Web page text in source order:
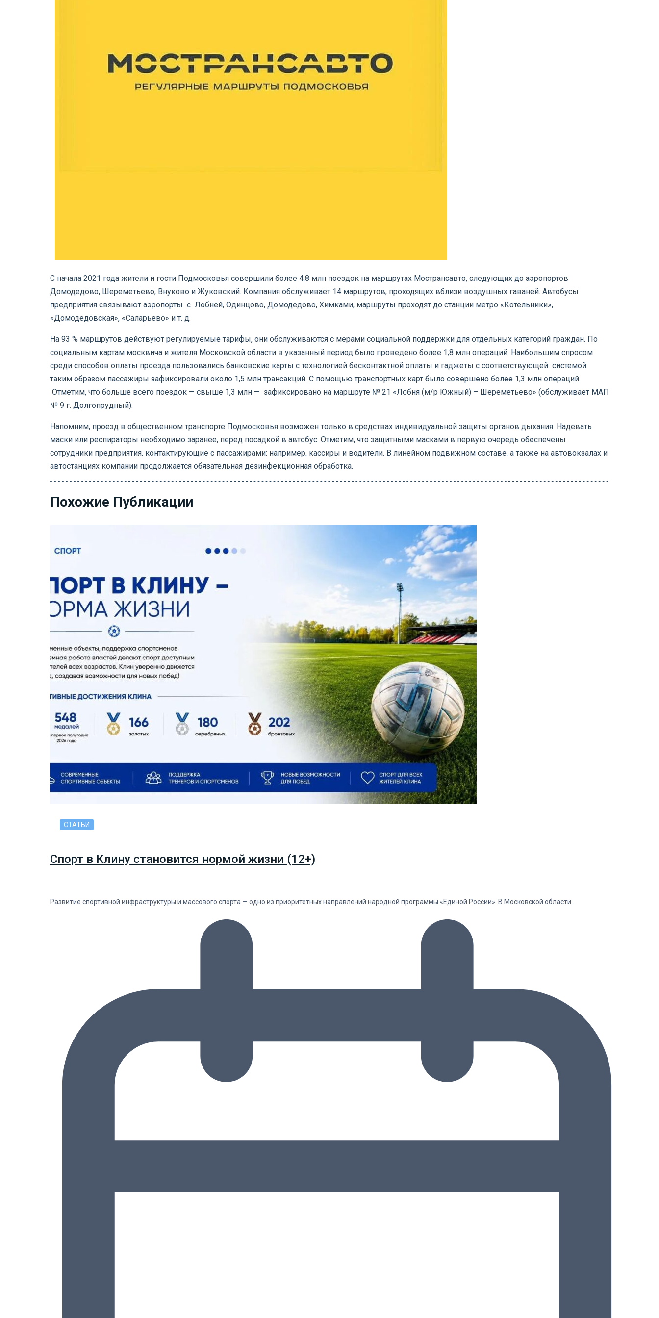
С начала 2021 года жители и гости Подмосковья совершили более 4,8 млн поездок на маршрутах Мострансавто, следующих до аэропортов
Домодедово, Шереметьево, Внуково и Жуковский. Компания обслуживает 14 маршрутов, проходящих вблизи воздушных гаваней. Автобусы
предприятия связывают аэропорты с Лобней, Одинцово, Домодедово, Химками, маршруты проходят до станции метро «Котельники»,
«Домодедовская», «Саларьево» и т. д.
На 93 % маршрутов действуют регулируемые тарифы, они обслуживаются с мерами социальной поддержки для отдельных категорий граждан. По
социальным картам москвича и жителя Московской области в указанный период было проведено более 1,8 млн операций. Наибольшим спросом
среди способов оплаты проезда пользовались банковские карты с технологией бесконтактной оплаты и гаджеты с соответствующей системой:
таким образом пассажиры зафиксировали около 1,5 млн трансакций. С помощью транспортных карт было совершено более 1,3 млн операций.
Отметим, что больше всего поездок — свыше 1,3 млн — зафиксировано на маршруте № 21 «Лобня (м/р Южный) – Шереметьево» (обслуживает МАП
№ 9 г. Долгопрудный).
Напомним, проезд в общественном транспорте Подмосковья возможен только в средствах индивидуальной защиты органов дыхания. Надевать
маски или респираторы необходимо заранее, перед посадкой в автобус. Отметим, что защитными масками в первую очередь обеспечены
сотрудники предприятия, контактирующие с пассажирами: например, кассиры и водители. В линейном подвижном составе, а также на автовокзалах и
автостанциях компании продолжается обязательная дезинфекционная обработка.
Похожие Публикации
СТАТЬИ
Спорт в Клину становится нормой жизни (12+)
Развитие спортивной инфраструктуры и массового спорта — одно из приоритетных направлений народной программы «Единой России». В Московской области…